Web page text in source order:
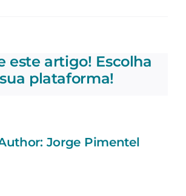
este artigo! Escolha
plataforma!
Jorge Pimentel